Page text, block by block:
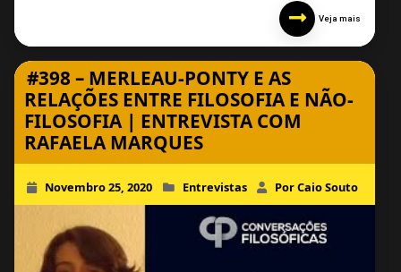
Veja mais
#398 – MERLEAU-PONTY E AS
RELAÇÕES ENTRE FILOSOFIA E NÃO-
FILOSOFIA | ENTREVISTA COM
RAFAELA MARQUES
Novembro 25, 2020 Entrevistas Por Caio Souto